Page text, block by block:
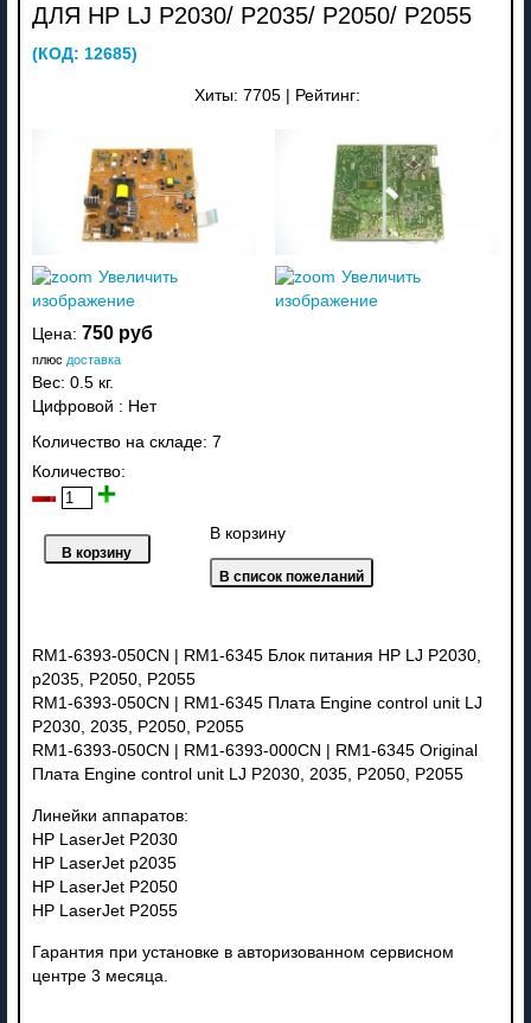
ДЛЯ HP LJ P2030/ P2035/ P2050/ P2055
(КОД: 12685)
Хиты: 7705 Рейтинг:
Увеличить
изображение
Увеличить
изображение
Цена: 750 руб
плюс доставка
Вес: 0.5 кг.
Цифровой : Нет
Количество на складе: 7
Количество:
В корзину
RM1-6393-050CN | RM1-6345 Блок питания HP LJ P2030,
p2035, P2050, P2055
RM1-6393-050CN | RM1-6345 Плата Engine control unit LJ
P2030, 2035, P2050, P2055
RM1-6393-050CN | RM1-6393-000CN | RM1-6345 Original
Плата Engine control unit LJ P2030, 2035, P2050, P2055
Линейки аппаратов:
HP LaserJet P2030
HP LaserJet p2035
HP LaserJet P2050
HP LaserJet P2055
Гарантия при установке в авторизованном сервисном
центре 3 месяца.